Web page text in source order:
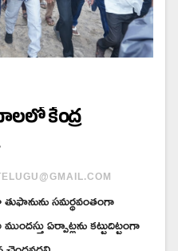
కేంద్ర
సమర్థవంతంగా
ఏర్పాట్లను కట్టుదిట్టంగా